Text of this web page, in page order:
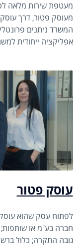
מעטפת שירות מלאה
מעוסק פטור, דרך
המשרד ניתנים
אפליקציה ייחודית
עוסק פטור
לפתוח עסק שהוא
חברה בע"מ או
גובה התקרה; כלול